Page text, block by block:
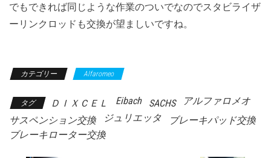
でもできれば同じような作業のついでなのでスタビライザ
ーリンクロッドも交換が望ましいですね。
カテゴリー Alfaromeo
タグ ＤＩＸＣＥＬ Eibach SACHS
アルファロメオ
サスペンション交換
ジュリエッタ
ブレーキパッド交換
ブレーキローター交換